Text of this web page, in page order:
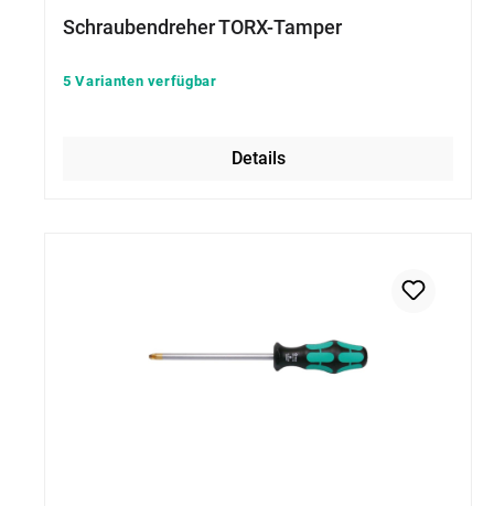
Schraubendreher TORX-Tamper
5 Varianten verfügbar
Details